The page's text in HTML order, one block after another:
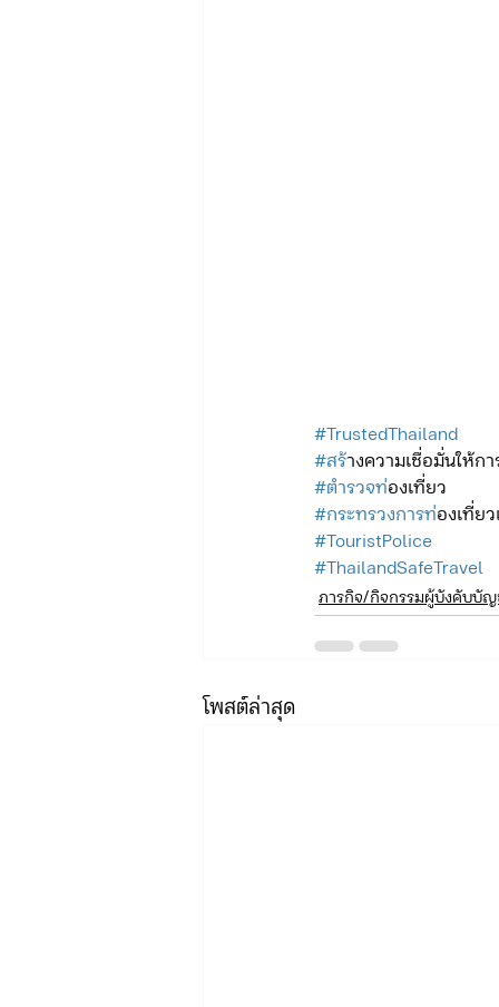
#TrustedThailand
#สรางความเชื่อมั่นให้ก
#ตำรวจท่องเที่ยว
#กระทรวงการทองเที่ย
#TouristPolice
#ThailandSafeTravel
ภารกิจ/กิจกรรมผู้บังคับบัญ
โพสต์ล่าสุด